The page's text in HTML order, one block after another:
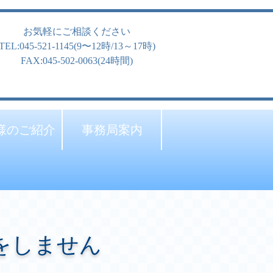
お気軽にご相談ください
521-1145(9〜12時/13～17時)
FAX:045-502-0063(24時間)
のご紹介 事務局案内
しません